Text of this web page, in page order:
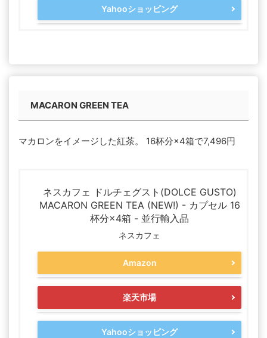
Yahooショッピング
MACARON GREEN TEA
マカロンをイメージした紅茶。 16杯分×4箱で7,496円
ネスカフェ ドルチェグスト(DOLCE GUSTO)
MACARON GREEN TEA (NEW!) - カプセル 16
杯分×4箱 - 並行輸入品
ネスカフェ
Amazon
楽天市場
Yahooショッピング